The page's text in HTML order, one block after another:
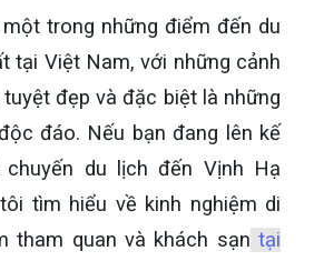
trong những điểm đến du
tại Việt Nam, với những cảnh
đẹp và đặc biệt là những
đáo. Nếu bạn đang lên kế
du lịch đến Vịnh Hạ
tìm hiểu về kinh nghiệm di
tham quan và khách sạn tại